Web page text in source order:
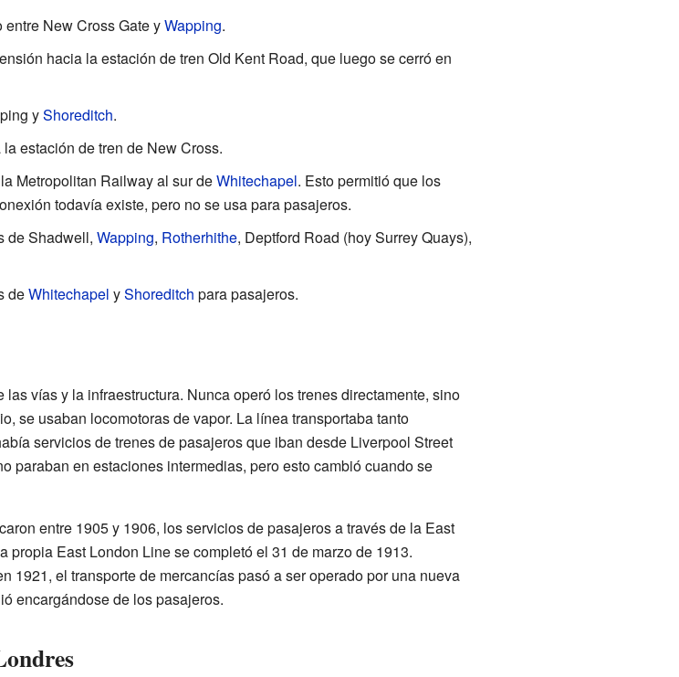
New Cross Gate yWapping.
hacia la estación de tren Old Kent Road, que luego se cerró en
yShoreditch.
estación de tren de New Cross.
Metropolitan Railway al sur deWhitechapel. Esto permitió que los
todavía existe, pero no se usa para pasajeros.
de Shadwell, Wapping, Rotherhithe, Deptford Road (hoy Surrey Quays),
deWhitechapel yShoreditch para pasajeros.
vías y la infraestructura. Nunca operó los trenes directamente, sino
se usaban locomotoras de vapor. La línea transportaba tanto
servicios de trenes de pasajeros que iban desde Liverpool Street
paraban en estaciones intermedias, pero esto cambió cuando se
entre 1905 y 1906, los servicios de pasajeros a través de la East
East London Line se completó el 31 de marzo de 1913.
1921, el transporte de mercancías pasó a ser operado por una nueva
encargándose de los pasajeros.